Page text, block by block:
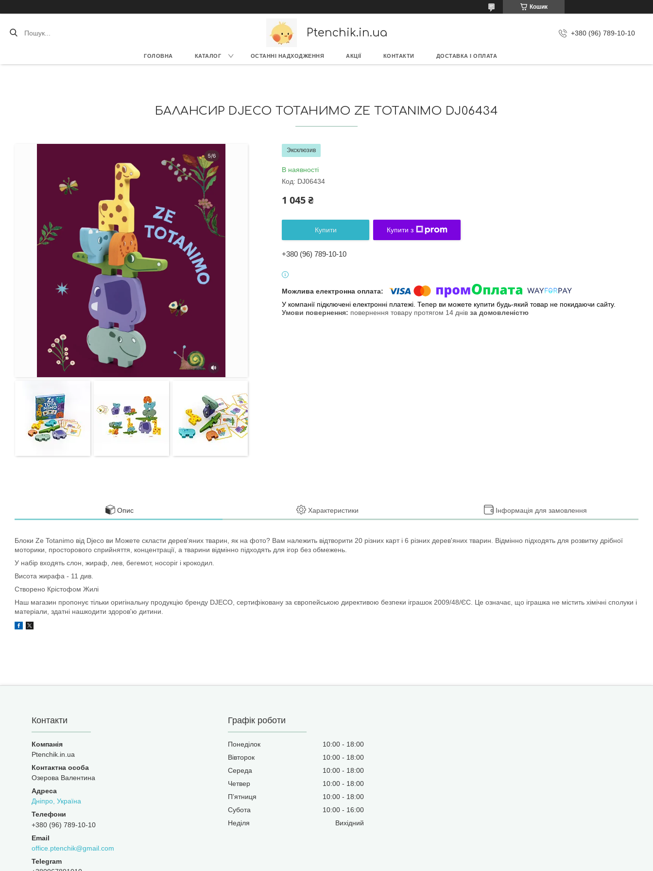
Кошик
Ptenchik.in.ua +380 (96) 789-10-10
ГОЛОВНА КАТАЛОГ ОСТАННІ НАДХОДЖЕННЯ АКЦІЇ КОНТАКТИ ДОСТАВКА І ОПЛАТА
БАЛАНСИР DJECO ТОТАНИМО ZE TOTANIMO DJ06434
Эксклюзив
В наявності
Код: DJ06434
1 045 ₴
Купити Купити з
+380 (96) 789-10-10
У компанії підключені електронні платежі. Тепер ви можете купити будь-який товар не покидаючи сайту.
повернення товару протягом 14 днів за домовленістю
Опис Характеристики Інформація для замовлення
Блоки Ze Totanimo від Djeco ви Можете скласти дерев'яних тварин, як на фото? Вам належить відтворити 20 різних карт і 6 різних дерев'яних тварин. Відмінно підходять для розвитку дрібної
моторики, просторового сприйняття, концентрації, а тварини відмінно підходять для ігор без обмежень.
У набір входять слон, жираф, лев, бегемот, носоріг і крокодил.
Висота жирафа - 11 див.
Створено Крістофом Жилі
Наш магазин пропонує тільки оригінальну продукцію бренду DJECO, сертифіковану за європейською директивою безпеки іграшок 2009/48/ЄС. Це означає, що іграшка не містить хімічні сполуки і
матеріали, здатні нашкодити здоров'ю дитини.
Контакти
Ptenchik.in.ua
Озерова Валентина
Дніпро, Україна
+380 (96) 789-10-10
office.ptenchik@gmail.com
Графік роботи
Понеділок 10:00
18:00
Вівторок
10:00
18:00
Середа
10:00
18:00
Четвер
10:00
18:00
Пʼятниця
10:00
18:00
Субота
10:00
16:00
Неділя
Вихідний